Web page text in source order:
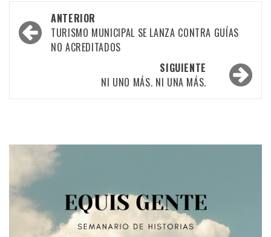
Navegación
por
ANTERIOR
TURISMO MUNICIPAL SE LANZA CONTRA GUÍAS
NO ACREDITADOS
SIGUIENTE
NI UNO MÁS. NI UNA MÁS.